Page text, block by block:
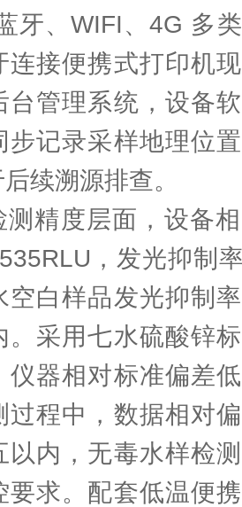
牙、WIFI、4G 多
连接便携式打印机
台管理系统，设备
步记录采样地理位
续溯源排查。
度层面，设备相
，发光抑制
空白样品发光抑制
。采用七水硫酸锌
仪器相对标准偏差
过程中，数据相对
以内，无毒水样检
要求。配套低温便